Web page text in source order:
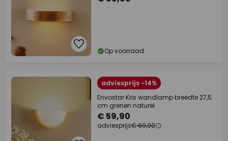
Op voorraad
adviesprijs -14%
Envostar Kris wandlamp breedte 27,5
cm grenen naturel
€ 59,90
adviesprijs€ 69,90